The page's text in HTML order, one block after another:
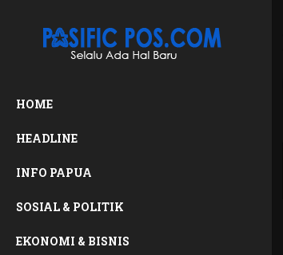
HOME
HEADLINE
INFO PAPUA
SOSIAL & POLITIK
EKONOMI & BISNIS